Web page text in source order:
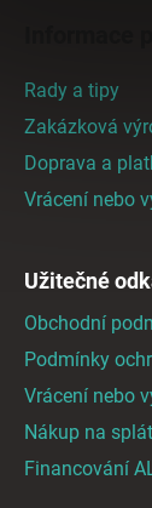
Rady a tipy
Zakázková
Doprava a
Vrácení nebo
Užitečné
Obchodní
Podmínky
Vrácení nebo
Nákup na
Financování